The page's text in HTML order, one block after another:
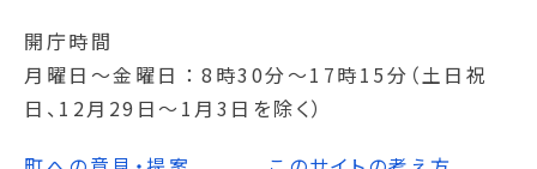
開庁時間
月曜日～金曜日
8時30分～17時15分（土日祝
日、12月29日～1月3日を除く）